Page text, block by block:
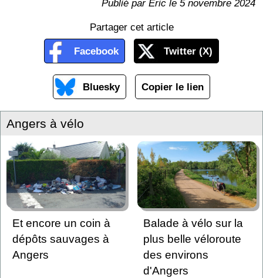
Publié par Eric le 5 novembre 2024
Partager cet article
Facebook Twitter (X)
Bluesky Copier le lien
Angers à vélo
Et encore un coin à
dépôts sauvages à
Angers
Balade à vélo sur la
plus belle véloroute
des environs
d'Angers